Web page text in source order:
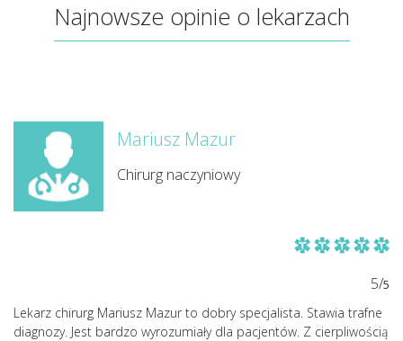
Najnowsze opinie o lekarzach
Mariusz Mazur
Chirurg naczyniowy
5/5
Lekarz chirurg Mariusz Mazur to dobry specjalista. Stawia trafne
diagnozy. Jest bardzo wyrozumiały dla pacjentów. Z cierpliwością